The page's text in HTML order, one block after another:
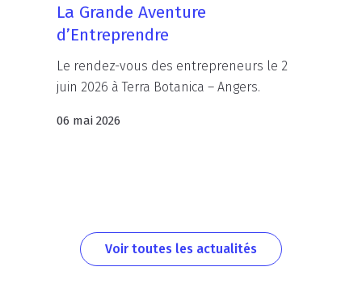
La Grande Aventure
d’Entreprendre
Le rendez-vous des entrepreneurs le 2
juin 2026 à Terra Botanica – Angers.
06 mai 2026
Voir toutes les actualités